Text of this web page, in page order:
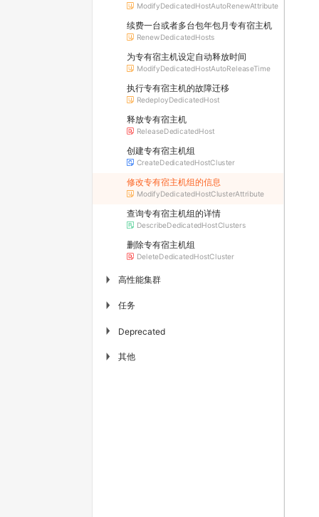
ModifyDedicatedHostAutoRenewAttribute
续费一台或者多台包年包月专有宿主机
RenewDedicatedHosts
为专有宿主机设定自动释放时间
ModifyDedicatedHostAutoReleaseTime
执行专有宿主机的故障迁移
RedeployDedicatedHost
释放专有宿主机
ReleaseDedicatedHost
创建专有宿主机组
CreateDedicatedHostCluster
修改专有宿主机组的信息
ModifyDedicatedHostClusterAttribute
查询专有宿主机组的详情
DescribeDedicatedHostClusters
删除专有宿主机组
DeleteDedicatedHostCluster
▶ 高性能集群
▶ 任务
▶ Deprecated
▶ 其他